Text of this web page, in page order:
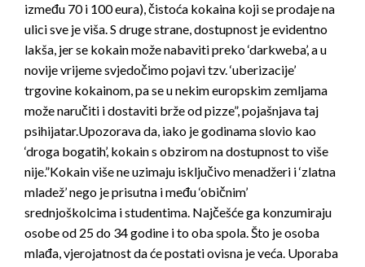
između 70 i 100 eura), čistoća kokaina koji se prodaje na
ulici sve je viša. S druge strane, dostupnost je evidentno
lakša, jer se kokain može nabaviti preko ‘darkweba’, a u
novije vrijeme svjedočimo pojavi tzv. ‘uberizacije’
trgovine kokainom, pa se u nekim europskim zemljama
može naručiti i dostaviti brže od pizze”, pojašnjava taj
psihijatar.Upozorava da, iako je godinama slovio kao
‘droga bogatih’, kokain s obzirom na dostupnost to više
nije.”Kokain više ne uzimaju isključivo menadžeri i ‘zlatna
mladež’ nego je prisutna i među ‘običnim’
srednjoškolcima i studentima. Najčešće ga konzumiraju
osobe od 25 do 34 godine i to oba spola. Što je osoba
mlađa, vjerojatnost da će postati ovisna je veća. Uporaba